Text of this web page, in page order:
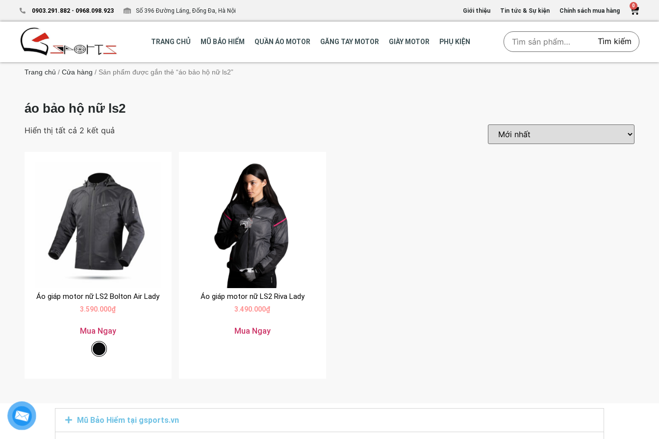
0903.291.882 - 0968.098.923 Số 396 Đường Láng, Đống Đa, Hà Nội Giới thiệu Tin tức & Sự kiện Chính sách mua hàng
0
TRANG CHỦ MŨ BẢO HIỂM QUẦN ÁO MOTOR GĂNG TAY MOTOR GIÀY MOTOR PHỤ KIỆN Tìm kiếm
Trang chủ / Cửa hàng / Sản phẩm được gắn thẻ “áo bảo hộ nữ ls2”
áo bảo hộ nữ ls2
Hiển thị tất cả 2 kết quả
Áo giáp motor nữ LS2 Bolton Air Lady
3.590.000₫
Mua Ngay
Áo giáp motor nữ LS2 Riva Lady
3.490.000₫
Mua Ngay
Mũ Bảo Hiểm tại gsports.vn